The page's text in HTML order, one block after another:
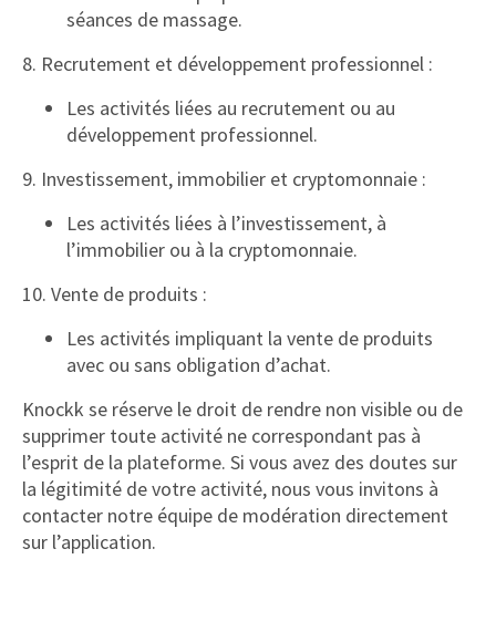
séances de massage.
8. Recrutement et développement professionnel :
Les activités liées au recrutement ou au
développement professionnel.
9. Investissement, immobilier et cryptomonnaie :
Les activités liées à l’investissement, à
l’immobilier ou à la cryptomonnaie.
10. Vente de produits :
Les activités impliquant la vente de produits
avec ou sans obligation d’achat.
Knockk se réserve le droit de rendre non visible ou de
supprimer toute activité ne correspondant pas à
l’esprit de la plateforme. Si vous avez des doutes sur
la légitimité de votre activité, nous vous invitons à
contacter notre équipe de modération directement
sur l’application.